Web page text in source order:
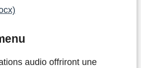
audio offriront une